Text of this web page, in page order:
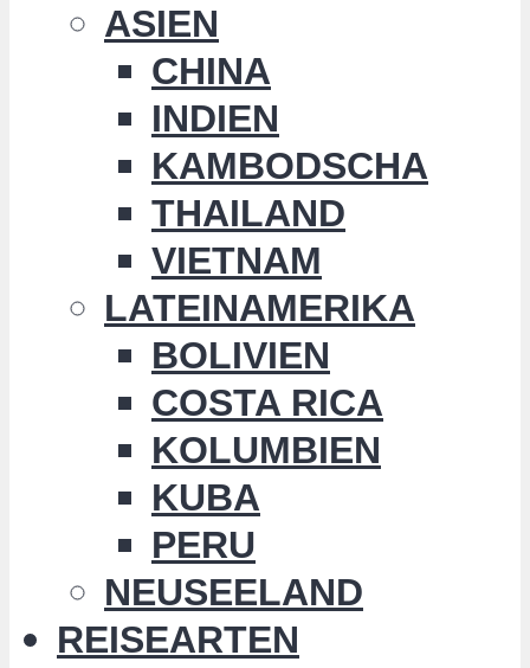
ASIEN
CHINA
INDIEN
KAMBODSCHA
THAILAND
VIETNAM
LATEINAMERIKA
BOLIVIEN
COSTA RICA
KOLUMBIEN
KUBA
PERU
NEUSEELAND
REISEARTEN